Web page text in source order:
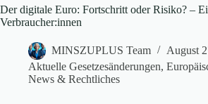
Der digitale Euro: Fortschritt oder Risiko? –
Verbraucher:innen
MINSZUPLUS Team
August
Aktuelle Gesetzesänderungen,
News & Rechtliches